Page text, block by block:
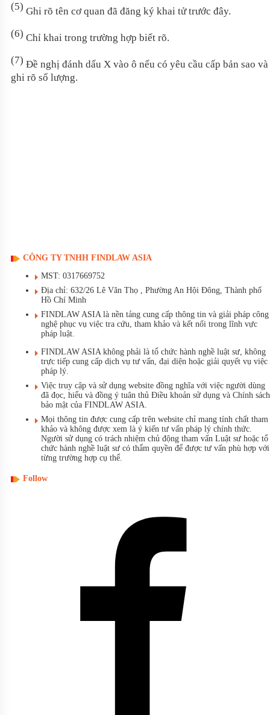
(5) Ghi rõ tên cơ quan đã đăng ký khai tử trước đây.
(6) Chỉ khai trong trường hợp biết rõ.
(7) Đề nghị đánh dấu X vào ô nếu có yêu cầu cấp bản sao và
ghi rõ số lượng.
CÔNG TY TNHH FINDLAW ASIA
MST: 0317669752
Địa chỉ: 632/26 Lê Văn Thọ , Phường An Hội Đông, Thành phố
Hồ Chí Minh
FINDLAW ASIA là nền tảng cung cấp thông tin và giải pháp công
nghệ phục vụ việc tra cứu, tham khảo và kết nối trong lĩnh vực
pháp luật.
FINDLAW ASIA không phải là tổ chức hành nghề luật sư, không
trực tiếp cung cấp dịch vụ tư vấn, đại diện hoặc giải quyết vụ việc
pháp lý.
Việc truy cập và sử dụng website đồng nghĩa với việc người dùng
đã đọc, hiểu và đồng ý tuân thủ Điều khoản sử dụng và Chính sách
bảo mật của FINDLAW ASIA.
Mọi thông tin được cung cấp trên website chỉ mang tính chất tham
khảo và không được xem là ý kiến tư vấn pháp lý chính thức.
Người sử dụng có trách nhiệm chủ động tham vấn Luật sư hoặc tổ
chức hành nghề luật sư có thẩm quyền để được tư vấn phù hợp với
từng trường hợp cụ thể.
Follow